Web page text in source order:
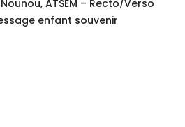
ATSEM – Recto/Verso
enfant souvenir